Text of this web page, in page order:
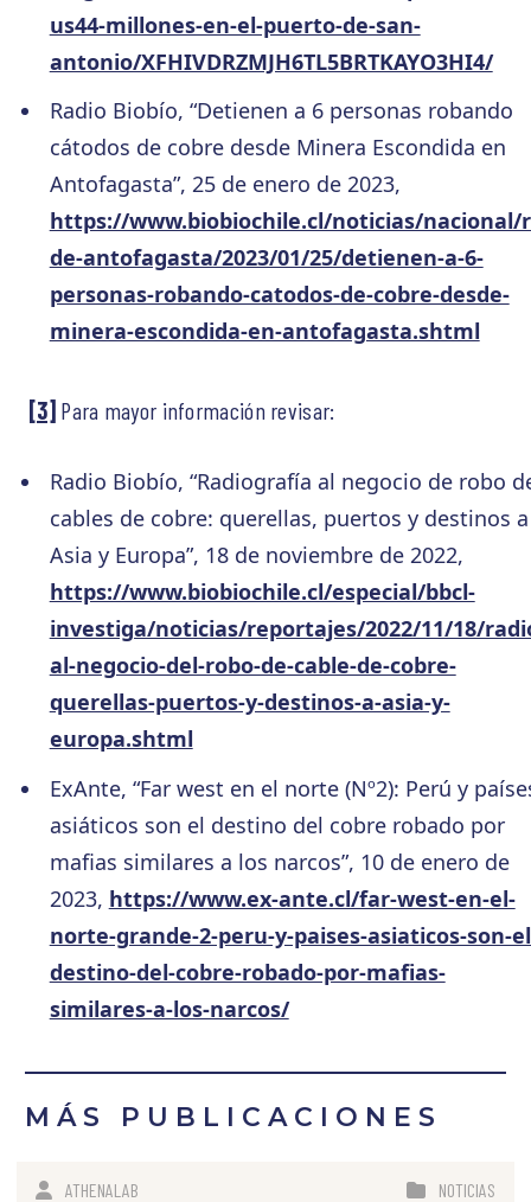
us44-millones-en-el-puerto-de-san-
antonio/XFHIVDRZMJH6TL5BRTKAYO3HI4/
Radio Biobío, “Detienen a 6 personas robando
cátodos de cobre desde Minera Escondida en
Antofagasta”, 25 de enero de 2023,
https://www.biobiochile.cl/noticias/nacional/
de-antofagasta/2023/01/25/detienen-a-6-
personas-robando-catodos-de-cobre-desde-
minera-escondida-en-antofagasta.shtml
[3] Para mayor información revisar:
Radio Biobío, “Radiografía al negocio de robo
cables de cobre: querellas, puertos y destinos a
Asia y Europa”, 18 de noviembre de 2022,
https://www.biobiochile.cl/especial/bbcl-
investiga/noticias/reportajes/2022/11/18/
al-negocio-del-robo-de-cable-de-cobre-
querellas-puertos-y-destinos-a-asia-y-
europa.shtml
ExAnte, “Far west en el norte (Nº2): Perú y
asiáticos son el destino del cobre robado por
mafias similares a los narcos”, 10 de enero de
2023, https://www.ex-ante.cl/far-west-en-el-
norte-grande-2-peru-y-paises-asiaticos-son-
destino-del-cobre-robado-por-mafias-
similares-a-los-narcos/
MÁS PUBLICACIONES
ATHENALAB NOTICIAS